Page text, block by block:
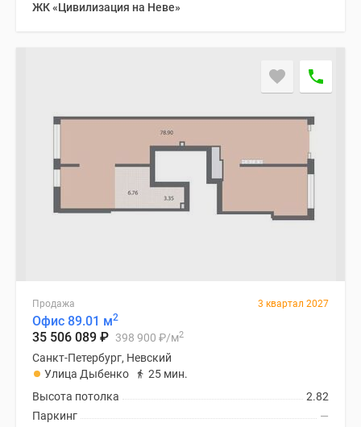
ЖК «Цивилизация на Неве»
Продажа 3 квартал 2027
Офис 89.01 м2
35 506 089 ₽ 398 900 ₽/м2
Санкт-Петербург, Невский
Улица Дыбенко
25 мин.
2.82
Высота потолка
—
Паркинг